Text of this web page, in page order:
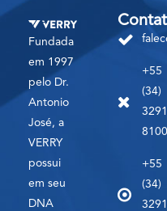
Fundada
em 1997
pelo Dr.
Antonio
José, a
VERRY
possui
em seu
DNA
+55
(34)
8100
+55
(34)